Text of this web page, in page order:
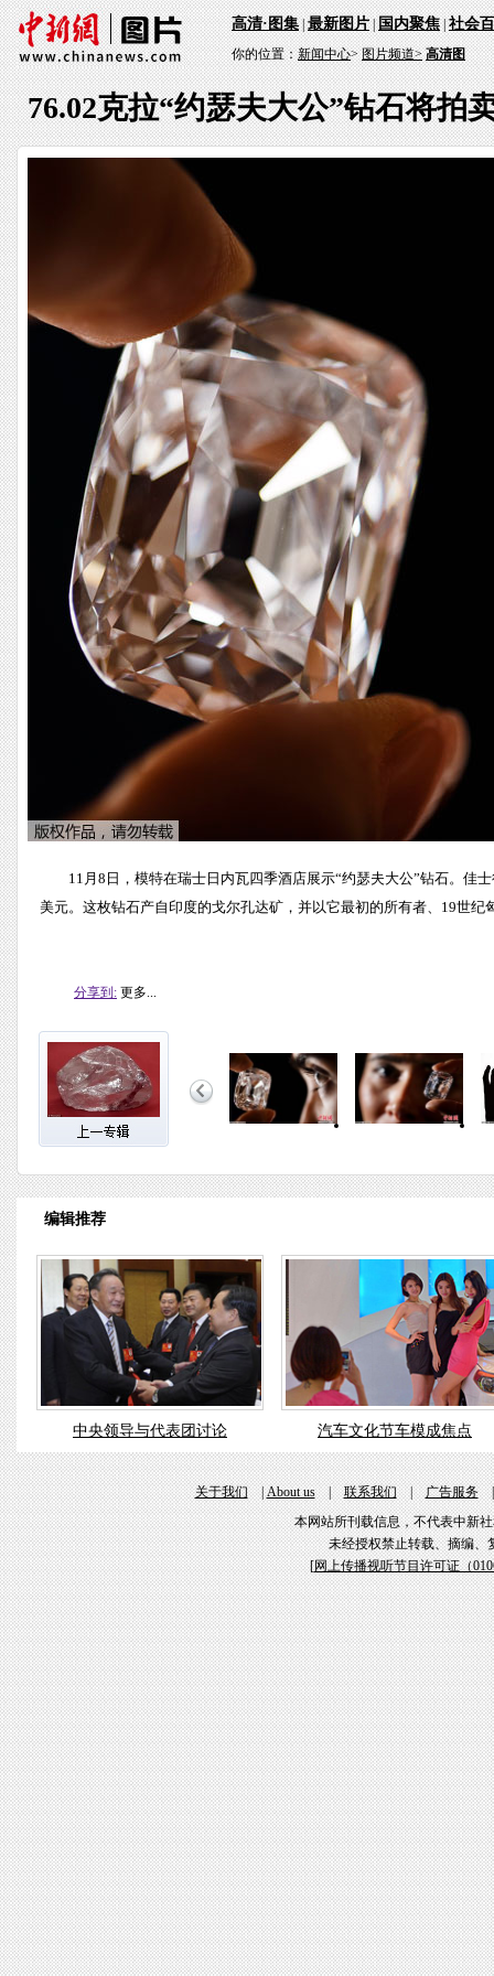
高清·图集|最新图片|国内聚焦|社会
你的位置：新闻中心>图片频道> 高清图
76.02克拉“约瑟夫大公”钻石将拍
11月8日，模特在瑞士日内瓦四季酒店展示“约瑟夫大公”钻石。佳
美元。这枚钻石产自印度的戈尔孔达矿，并以它最初的所有者、19世
分享到: 更多...
编辑推荐
中央领导与代表团讨论 汽车文化节车模成焦点
关于我们|About us|联系我们|广告服务
本网站所刊载信息，不代表中新
未经授权禁止转载、摘编、
[网上传播视听节目许可证（